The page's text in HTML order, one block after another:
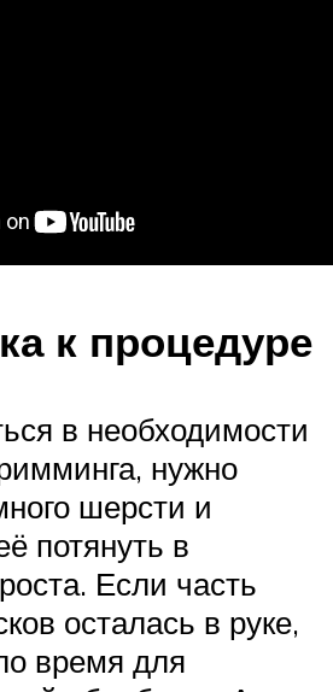
к процедуре
в необходимости
нужно
шерсти и
потянуть в
Если часть
осталась в руке,
время для